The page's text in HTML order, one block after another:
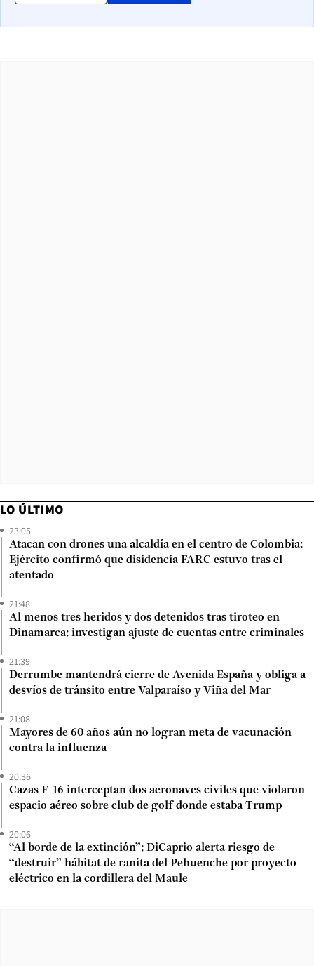
LO ÚLTIMO
23:05
Atacan con drones una alcaldía en el centro de Colombia:
Ejército confirmó que disidencia FARC estuvo tras el
atentado
21:48
Al menos tres heridos y dos detenidos tras tiroteo en
Dinamarca: investigan ajuste de cuentas entre criminales
21:39
Derrumbe mantendrá cierre de Avenida España y obliga a
desvíos de tránsito entre Valparaíso y Viña del Mar
21:08
Mayores de 60 años aún no logran meta de vacunación
contra la influenza
20:36
Cazas F-16 interceptan dos aeronaves civiles que violaron
espacio aéreo sobre club de golf donde estaba Trump
20:06
“Al borde de la extinción”: DiCaprio alerta riesgo de
“destruir” hábitat de ranita del Pehuenche por proyecto
eléctrico en la cordillera del Maule